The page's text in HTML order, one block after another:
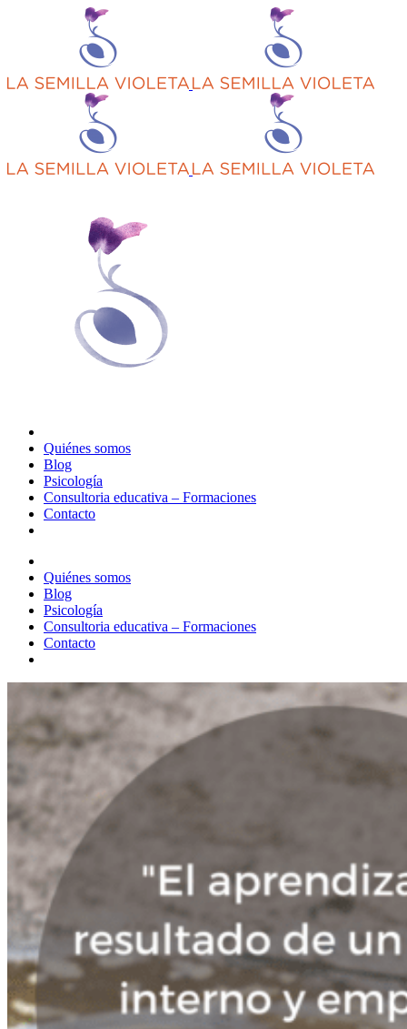
Quiénes somos
Blog
Psicología
Consultoria educativa – Formaciones
Contacto
Quiénes somos
Blog
Psicología
Consultoria educativa – Formaciones
Contacto